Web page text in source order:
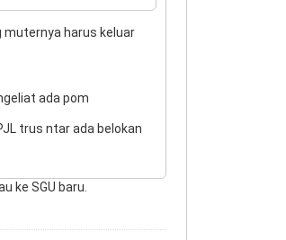
muternya harus keluar
ada pom
trus ntar ada belokan
ke SGU baru.